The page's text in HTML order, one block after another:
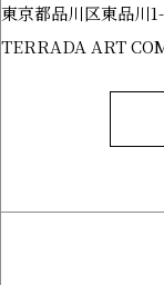
東京都品川区東品川
TERRADA ART